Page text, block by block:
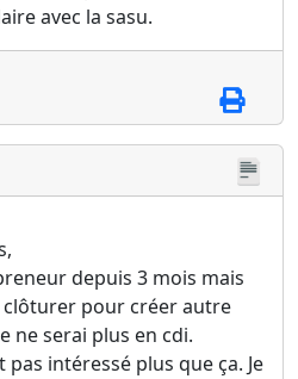
avec la sasu.
depuis 3 mois mais
clôturer pour créer autre
ne serai plus en cdi.
pas intéressé plus que ça. Je